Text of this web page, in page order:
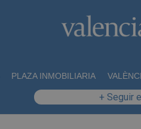
PLAZA INMOBILIARIA
+ Seguir